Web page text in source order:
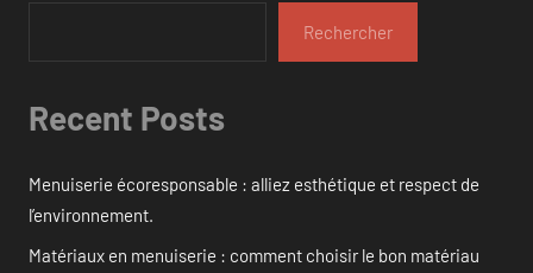
Rechercher
Recent Posts
Menuiserie écoresponsable : alliez esthétique et respect de
l’environnement.
Matériaux en menuiserie : comment choisir le bon matériau